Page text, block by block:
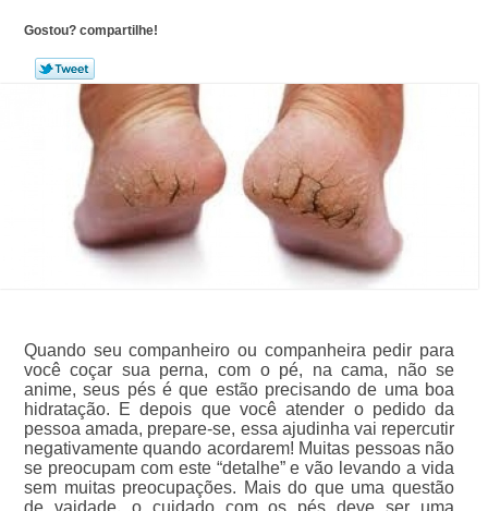
Gostou? compartilhe!
Quando seu companheiro ou companheira pedir para
você coçar sua perna, com o pé, na cama, não se
anime, seus pés é que estão precisando de uma boa
hidratação. E depois que você atender o pedido da
pessoa amada, prepare-se, essa ajudinha vai repercutir
negativamente quando acordarem! Muitas pessoas não
se preocupam com este “detalhe” e vão levando a vida
sem muitas preocupações. Mais do que uma questão